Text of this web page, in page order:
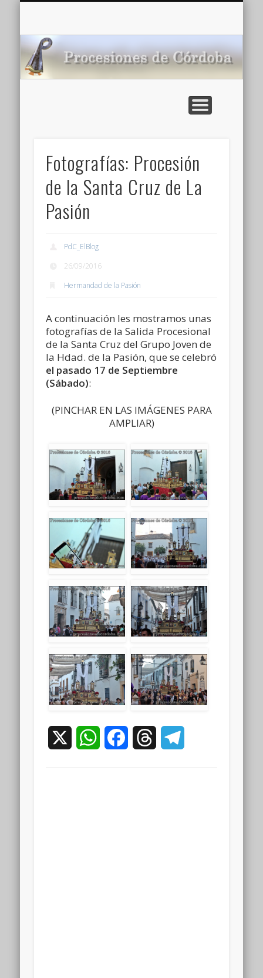
Fotografías: Procesión
de la Santa Cruz de La
Pasión
PdC_ElBlog
26/09/2016
Hermandad de la Pasión
A continuación les mostramos unas
fotografías de la Salida Procesional
de la Santa Cruz del Grupo Joven de
la Hdad. de la Pasión, que se celebró
el pasado 17 de Septiembre
(Sábado):
(PINCHAR EN LAS IMÁGENES PARA
AMPLIAR)
WhatsAppFacebookThreads